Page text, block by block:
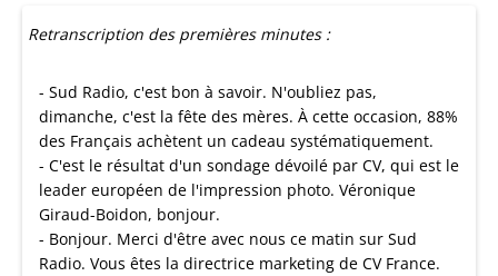
Retranscription des premières minutes :
- Sud Radio, c'est bon à savoir. N'oubliez pas,
dimanche, c'est la fête des mères. À cette occasion, 88%
des Français achètent un cadeau systématiquement.
- C'est le résultat d'un sondage dévoilé par CV, qui est le
leader européen de l'impression photo. Véronique
Giraud-Boidon, bonjour.
- Bonjour. Merci d'être avec nous ce matin sur Sud
Radio. Vous êtes la directrice marketing de CV France.